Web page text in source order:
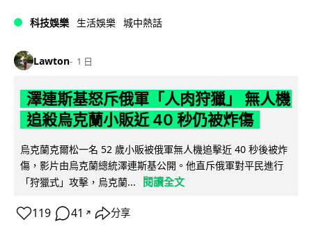
科技娛樂 生活娛樂 城中熱話
Lawton 1 日
澤連斯基怒斥俄軍「人肉狩獵」 無人機
追殺烏克蘭小販近 40 秒仍被炸傷
烏克蘭克爾松一名 52 歲小販被俄軍無人機追擊近 40 秒後被炸
傷，影片由烏克蘭總統澤連斯基公開。他直斥俄軍對平民進行
「狩獵式」攻擊，烏克蘭...
閱讀全文
119 41 ↗ 分享